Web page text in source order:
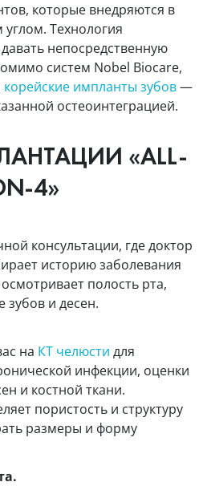
которые внедряются в
Технология
непосредственную
систем Nobel Biocare,
корейские импланты зубов—
остеоинтеграцией.
«ALL-
4»
консультации, где доктор
историю заболевания
полость рта,
зубов и десен.
на КТ челюсти для
инфекции, оценки
и костной ткани.
пористость и структуру
размеры и форму